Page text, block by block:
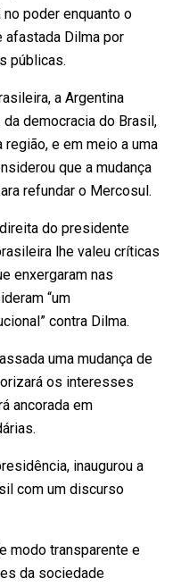
poder enquanto o
afastada Dilma por
públicas.
a Argentina
democracia do Brasil,
e em meio a uma
que a mudança
refundar o Mercosul.
do presidente
lhe valeu críticas
enxergaram nas
“um
contra Dilma.
uma mudança de
os interesses
ancorada em
inaugurou a
com um discurso
modo transparente e
da sociedade